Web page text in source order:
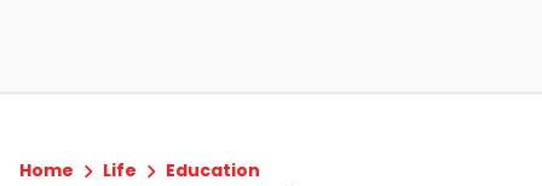
Home Life Education